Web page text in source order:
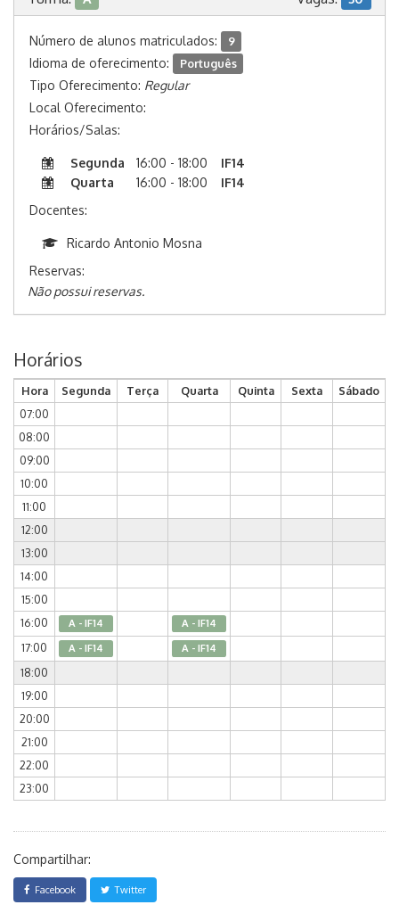
Número de alunos matriculados: 9
Idioma de oferecimento: Português
Tipo Oferecimento: Regular
Local Oferecimento:
Horários/Salas:
Segunda 16:00 - 18:00
IF14
Quarta
16:00 - 18:00
IF14
Docentes:
Ricardo Antonio Mosna
Reservas:
Não possui reservas.
Horários
Hora Segunda Terça Quarta Quinta Sexta
Sábado
07:00
08:00
09:00
10:00
11:00
12:00
13:00
14:00
15:00
16:00
A - IF14 A - IF14
17:00 A - IF14 A - IF14
18:00
19:00
20:00
21:00
22:00
23:00
Compartilhar:
Facebook Twitter